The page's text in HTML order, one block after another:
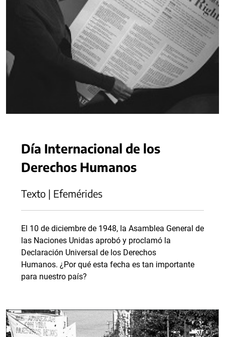
Día Internacional de los
Derechos Humanos
Texto | Efemérides
El 10 de diciembre de 1948, la Asamblea General de
las Naciones Unidas aprobó y proclamó la
Declaración Universal de los Derechos
Humanos. ¿Por qué esta fecha es tan importante
para nuestro país?